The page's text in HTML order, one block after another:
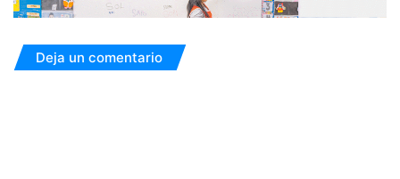
Deja un comentario